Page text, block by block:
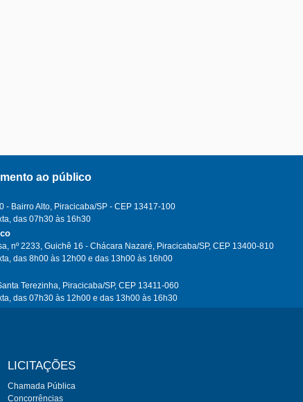
ao público
- Bairro Alto, Piracicaba/SP - CEP 13417-100
das 07h30 às 16h30
nº 2233, Guichê 16 - Chácara Nazaré, Piracicaba/SP, CEP 13400-810
das 8h00 às 12h00 e das 13h00 às 16h00
Terezinha, Piracicaba/SP, CEP 13411-060
das 07h30 às 12h00 e das 13h00 às 16h30
LICITAÇÕES
Chamada Pública
Concorrências